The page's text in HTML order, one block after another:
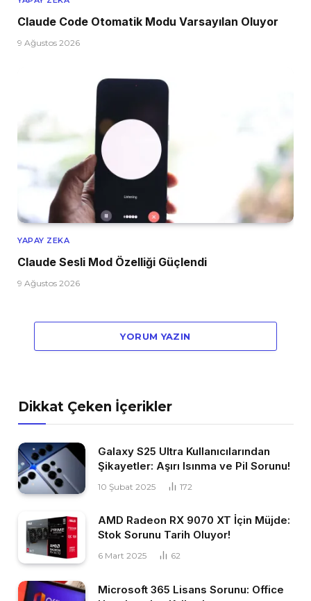
Claude Code Otomatik Modu Varsayılan Oluyor
9 Ağustos 2026
YAPAY ZEKA
Claude Sesli Mod Özelliği Güçlendi
9 Ağustos 2026
YORUM YAZIN
Dikkat Çeken İçerikler
Galaxy S25 Ultra Kullanıcılarından
Şikayetler: Aşırı Isınma ve Pil Sorunu!
10 Şubat 2025 172
AMD Radeon RX 9070 XT İçin Müjde:
Stok Sorunu Tarih Oluyor!
6 Mart 2025 62
Microsoft 365 Lisans Sorunu: Office